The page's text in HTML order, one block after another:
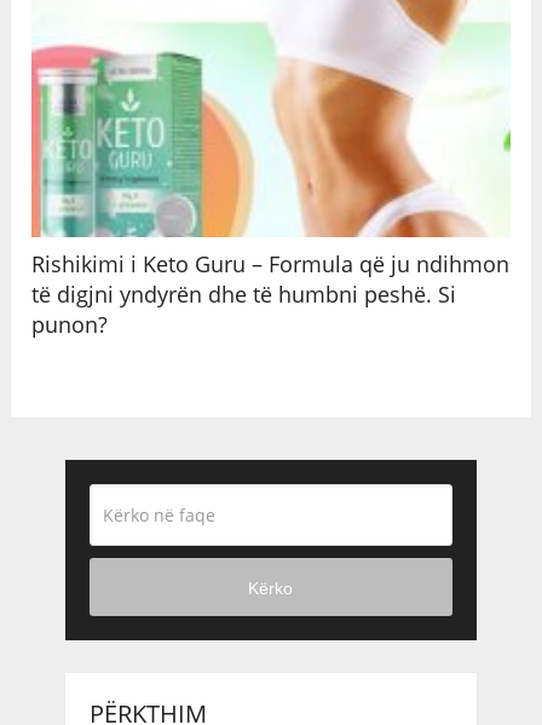
Rishikimi i Keto Guru – Formula që ju ndihmon
të digjni yndyrën dhe të humbni peshë. Si
punon?
Kërko
PËRKTHIM